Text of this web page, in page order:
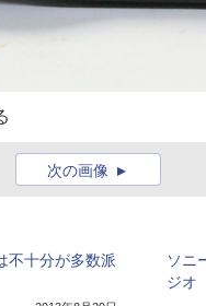
次の画像
不十分が多数派
ソニ
ジオ